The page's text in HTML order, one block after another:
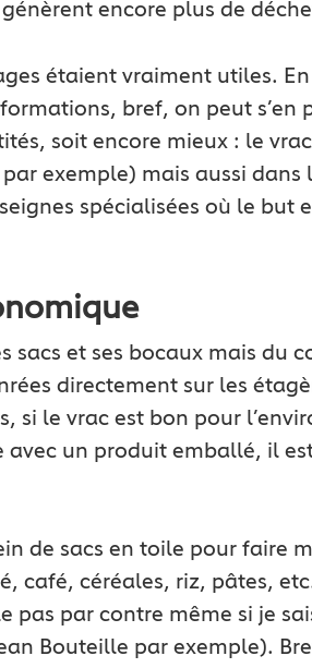
encore plus de
étaient vraiment utiles.
bref, on peut s’en
soit encore mieux : le
exemple) mais aussi
spécialisées où le but
sacs et ses bocaux mais du
directement sur les
si le vrac est bon pour
un produit emballé, il
de sacs en toile pour faire
café, céréales, riz, pâtes,
pas par contre même si je
Bouteille par exemple).